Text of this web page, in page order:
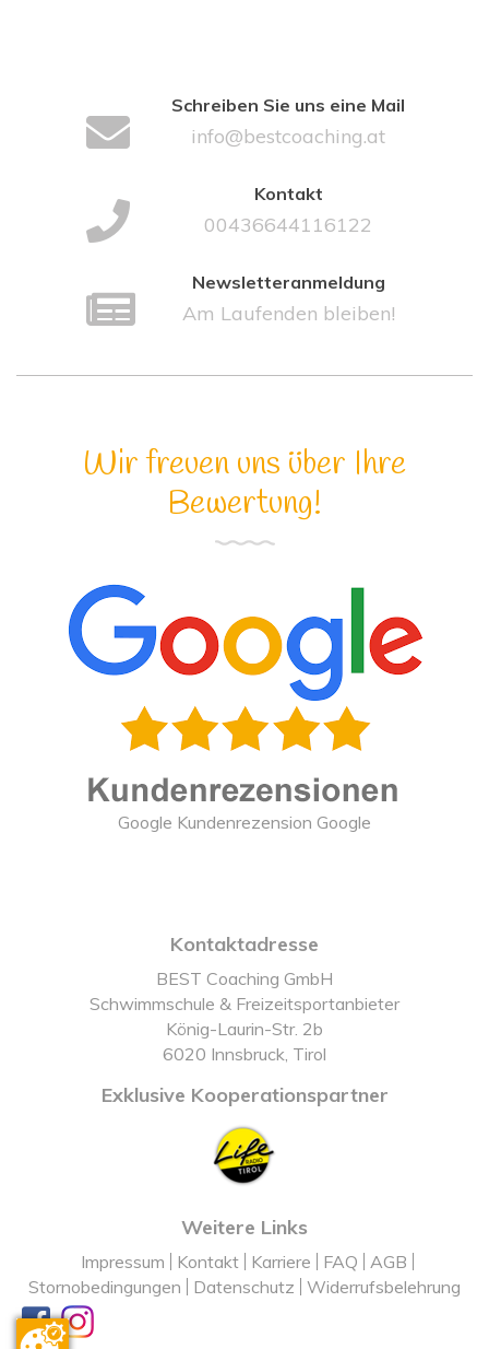
Schreiben Sie uns eine Mail
info@bestcoaching.at
Kontakt
00436644116122
Newsletteranmeldung
Am Laufenden bleiben!
Wir freuen uns über Ihre
Bewertung!
Google Kundenrezension Google
Kontaktadresse
BEST Coaching GmbH
Schwimmschule & Freizeitsportanbieter
König-Laurin-Str. 2b
6020 Innsbruck, Tirol
Exklusive Kooperationspartner
Weitere Links
Impressum Kontakt Karriere FAQ AGB
Stornobedingungen
Datenschutz Widerrufsbelehrung